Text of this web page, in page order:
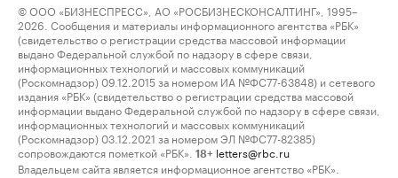
© ООО «БИЗНЕСПРЕСС», АО «РОСБИЗНЕСКОНСАЛТИНГ», 1995–
2026. Сообщения и материалы информационного агентства «РБК»
(свидетельство о регистрации средства массовой информации
выдано Федеральной службой по надзору в сфере связи,
информационных технологий и массовых коммуникаций
(Роскомнадзор) 09.12.2015 за номером ИА №ФС77-63848) и сетевого
издания «РБК» (свидетельство о регистрации средства массовой
информации выдано Федеральной службой по надзору в сфере связи,
информационных технологий и массовых коммуникаций
(Роскомнадзор) 03.12.2021 за номером ЭЛ №ФС77-82385)
сопровождаются пометкой «РБК».
18+ letters@rbc.ru
Владельцем сайта является информационное агентство «РБК».